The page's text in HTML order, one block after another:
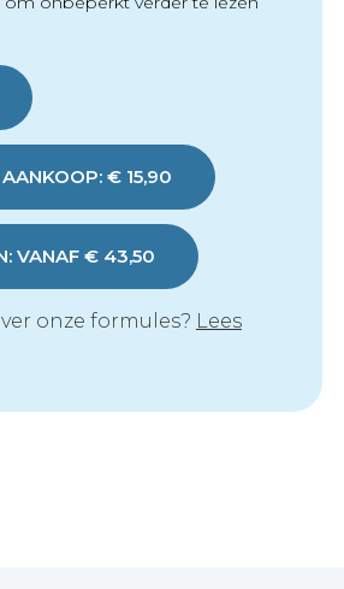
AANKOOP: € 15,90
VANAF € 43,50
onze formules? Lees